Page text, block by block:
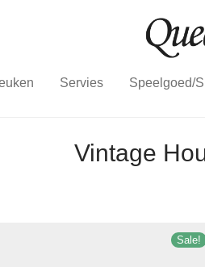
Servies Speelgoed/
Vintage
Sale!